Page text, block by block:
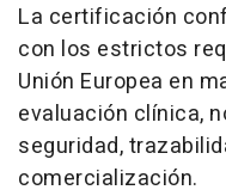
La certificación
con los estrictos
Unión Europea en
evaluación clínica,
seguridad,
comercialización.